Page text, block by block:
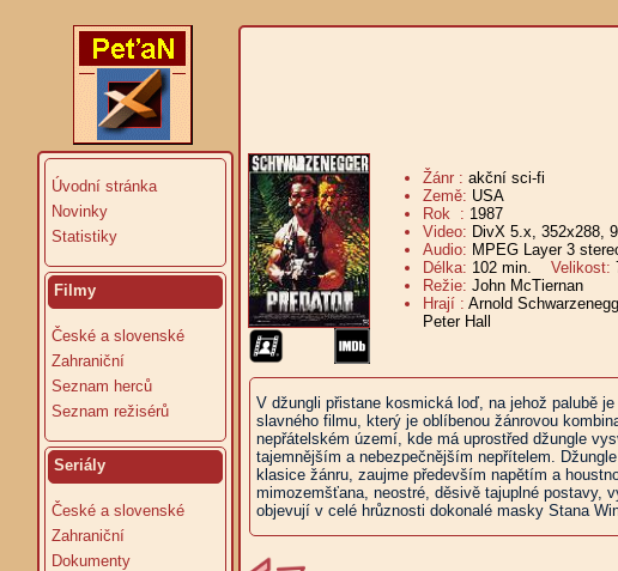
Úvodní stránka
Novinky
Statistiky
Filmy
České a slovenské
Zahraniční
Seznam herců
Seznam režisérů
Seriály
České a slovenské
Zahraniční
Dokumenty
Žánr : akční sci-fi
Země: USA
Rok : 1987
Video: DivX 5.x, 352x288,
Audio: MPEG Layer 3
Délka: 102 min. Velikost:
Režie: John McTiernan
Hrají : Arnold
Peter Hall
V džungli přistane kosmická loď, na jehož palubě
slavného filmu, který je oblíbenou žánrovou
nepřátelském území, kde má uprostřed džungle
tajemnějším a nebezpečnějším nepřítelem.
klasice žánru, zaujme především napětím a
mimozemšťana, neostré, děsivě tajuplné postavy,
objevují v celé hrůznosti dokonalé masky Stana